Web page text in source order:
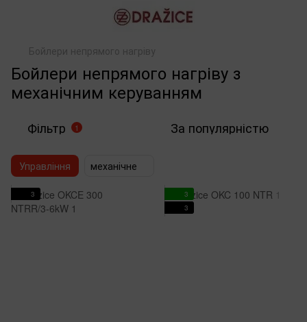
Бойлери непрямого нагріву
Бойлери непрямого нагріву з
механічним керуванням
Фільтр 1 За популярністю
Управління механічне
3
3
3